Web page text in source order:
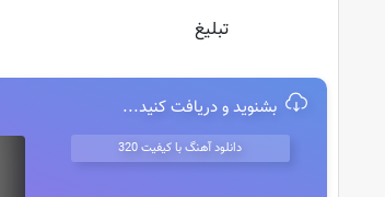
تبلیغ
بشنوید و دریافت کنید...
دانلود آهنگ با کیفیت 320